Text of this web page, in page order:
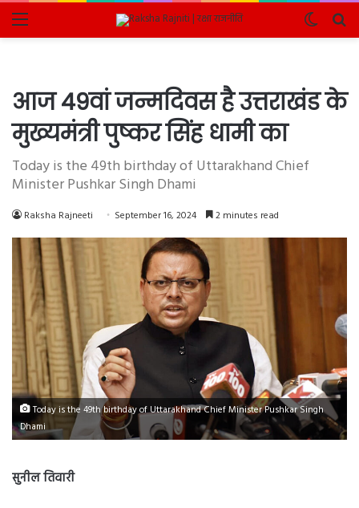
Menu
Switch
skin
आज 49वां जन्मदिवस है उत्तराखंड के
मुख्यमंत्री पुष्कर सिंह धामी का
Today is the 49th birthday of Uttarakhand Chief
Minister Pushkar Singh Dhami
Raksha Rajneeti September 16, 2024 2 minutes read
Today is the 49th birthday of Uttarakhand Chief Minister Pushkar Singh
Dhami
सुनील तिवारी